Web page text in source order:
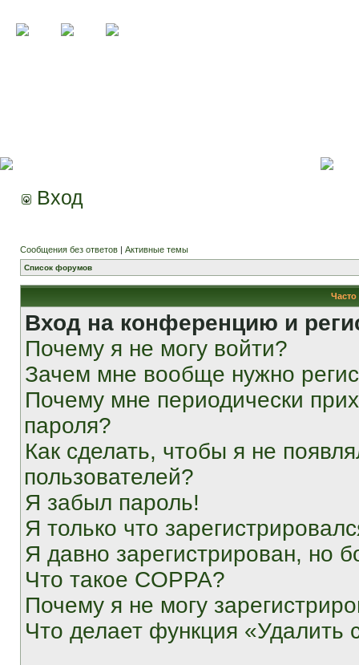
Вход
Сообщения без ответов | Активные темы
Список форумов
Вход на конференцию и
Почему я не могу войти?
Зачем мне вообще нужно
Почему мне периодически
пароля?
Как сделать, чтобы я не
пользователей?
Я забыл пароль!
Я только что
Я давно зарегистрирован, но
Что такое COPPA?
Почему я не могу
Что делает функция «Удалить